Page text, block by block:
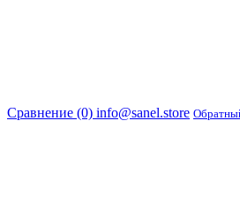
Сравнение (0) info@sanel.store